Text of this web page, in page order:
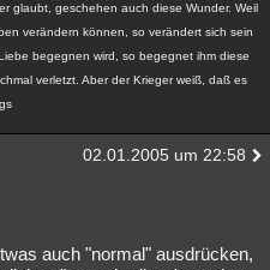
glaubt, geschehen auch diese Wunder. Weil
verändern können, so verändert sich sein
begegnen wird, so begegnet ihm diese
verletzt. Aber der Krieger weiß, daß es
02.01.2005 um 22:58
auch "normal" ausdrücken,